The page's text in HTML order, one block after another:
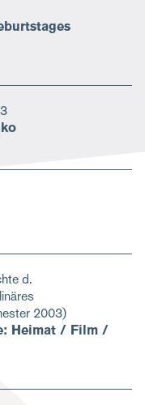
d.
2003)
Heimat / Film /